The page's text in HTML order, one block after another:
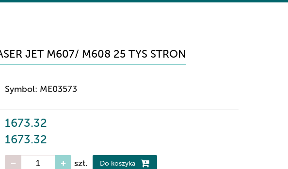
JET M607/ M608 25 TYS STRON
Symbol: ME03573
1673.32
1673.32
szt. Do koszyka